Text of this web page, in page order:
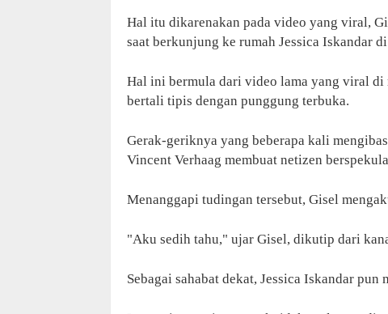
Hal itu dikarenakan pada video yang viral,
saat berkunjung ke rumah Jessica Iskandar
Hal ini bermula dari video lama yang viral di
bertali tipis dengan punggung terbuka.
Gerak-geriknya yang beberapa kali
Vincent Verhaag membuat netizen
Menanggapi tudingan tersebut, Gisel
"Aku sedih tahu," ujar Gisel, dikutip dari
Sebagai sahabat dekat, Jessica Iskandar